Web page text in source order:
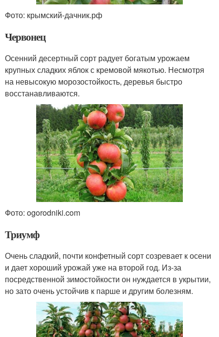
Фото: крымский-дачник.рф
Червонец
Осенний десертный сорт радует богатым урожаем
крупных сладких яблок с кремовой мякотью. Несмотря
на невысокую морозостойкость, деревья быстро
восстанавливаются.
Фото: ogorodniki.com
Триумф
Очень сладкий, почти конфетный сорт созревает к осени
и дает хороший урожай уже на второй год. Из-за
посредственной зимостойкости он нуждается в укрытии,
но зато очень устойчив к парше и другим болезням.